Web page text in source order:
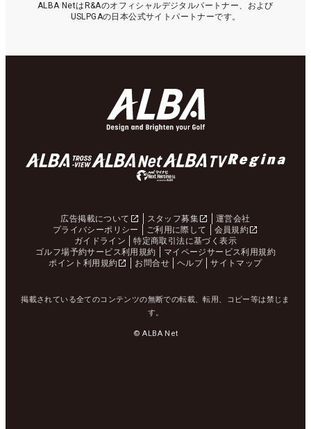
ALBA NetはR&Aのオフィシャルデジタルパートナー、および
USLPGAの日本公式サイトパートナーです。
広告掲載について スタッフ募集
運営会社
プライバシーポリシー
ご利用に際して
会員規約
ガイドライン
特定商取引法に基づく表示
ゴルフ場予約サービス利用規約
マイページサービス利用規約
ポイント利用規約
お問合せ ヘルプ サイトマップ
掲載されている全てのコンテンツの無断での転載、転用、コピー等は禁じま
す。
© ALBA Net